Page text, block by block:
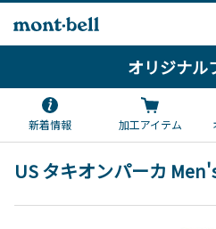
オリジナル
新着情報 加工アイテム
US タキオンパーカ